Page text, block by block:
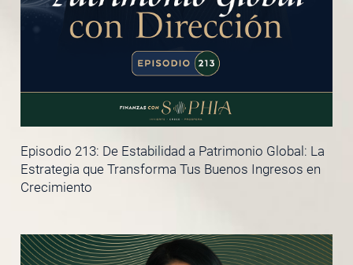
Episodio 213: De Estabilidad a Patrimonio Global: La
Estrategia que Transforma Tus Buenos Ingresos en
Crecimiento